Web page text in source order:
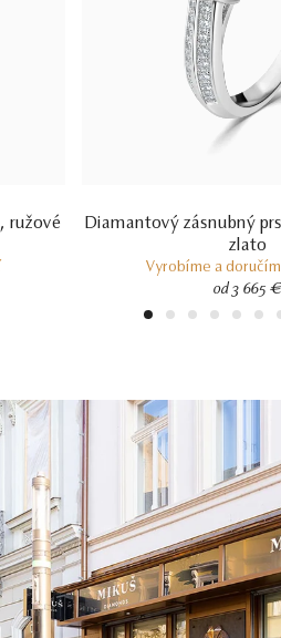
ružové
Diamantový zásnubný
zlato
Vyrobíme a
od 3 665 €
1 2 3 4 5 6 7